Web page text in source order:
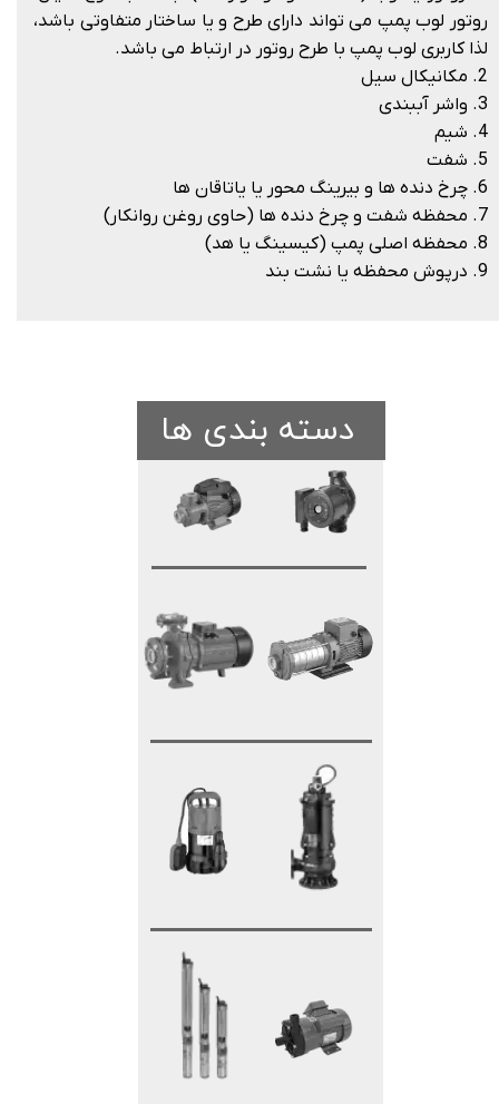
دسته بندی ها
روتور لوب پمپ می تواند دارای طرح و یا ساختار متفاوتی باشد،
لذا کاربری لوب پمپ با طرح روتور در ارتباط می باشد.
2. مکانیکال سیل
3. واشر آببندی
4. شیم
5. شفت
6. چرخ دنده ها و بیرینگ محور یا یاتاقان ها
7. محفظه شفت و چرخ دنده ها (حاوی روغن روانکار)
8. محفظه اصلی پمپ (کیسینگ یا هد)
9. درپوش محفظه یا نشت بند